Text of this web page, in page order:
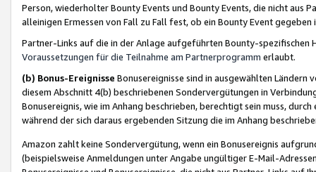
Person, wiederholter Bounty Events und Bounty Events, die nicht
alleinigen Ermessen von Fall zu Fall fest, ob ein Bounty Event
Partner-Links auf die in der Anlage aufgeführten Bounty-spezifischen
Voraussetzungen für die Teilnahme am Partnerprogramm erlaubt.
(b) Bonus-Ereignisse Bonusereignisse sind in ausgewählten Ländern
diesem Abschnitt 4(b) beschriebenen Sondervergütungen in
Bonusereignis, wie im Anhang beschrieben, berechtigt sein muss,
während der sich daraus ergebenden Sitzung die im Anhang
Amazon zahlt keine Sondervergütung, wenn ein Bonusereignis
(beispielsweise Anmeldungen unter Angabe ungültiger E-Mail-